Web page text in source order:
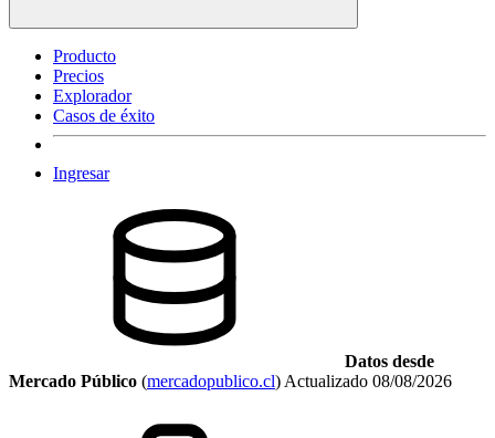
Producto
Precios
Explorador
Casos de éxito
Ingresar
Datos desde
Mercado Público (mercadopublico.cl) Actualizado 08/08/2026